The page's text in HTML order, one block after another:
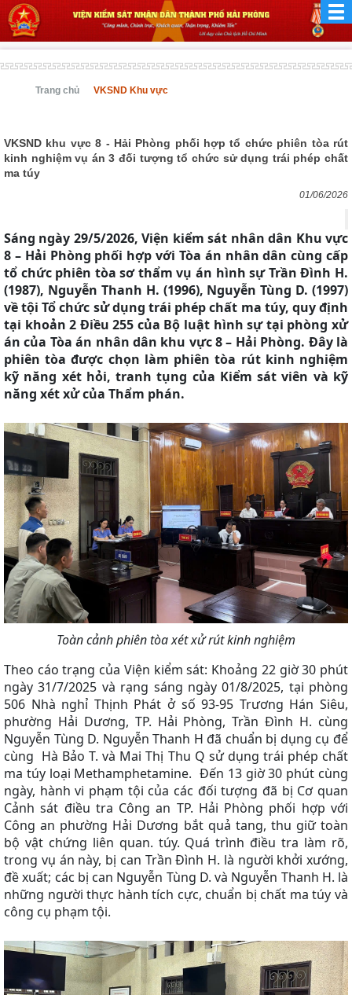
Trang chủ VKSND Khu vực
VKSND khu vực 8 - Hải Phòng phối hợp tổ chức phiên tòa rút
kinh nghiệm vụ án 3 đối tượng tổ chức sử dụng trái phép chất
ma túy
01/06/2026
Sáng ngày 29/5/2026, Viện kiểm sát nhân dân Khu vực
8 – Hải Phòng phối hợp với Tòa án nhân dân cùng cấp
tổ chức phiên tòa sơ thẩm vụ án hình sự Trần Đình H.
(1987), Nguyễn Thanh H. (1996), Nguyễn Tùng D. (1997)
về tội Tổ chức sử dụng trái phép chất ma túy, quy định
tại khoản 2 Điều 255 của Bộ luật hình sự tại phòng xử
án của Tòa án nhân dân khu vực 8 – Hải Phòng. Đây là
phiên tòa được chọn làm phiên tòa rút kinh nghiệm
kỹ năng xét hỏi, tranh tụng của Kiểm sát viên và kỹ
năng xét xử của Thẩm phán.
Toàn cảnh phiên tòa xét xử rút kinh nghiệm
Theo cáo trạng của Viện kiểm sát: Khoảng 22 giờ 30 phút
ngày 31/7/2025 và rạng sáng ngày 01/8/2025, tại phòng
506 Nhà nghỉ Thịnh Phát ở số 93-95 Trương Hán Siêu,
phường Hải Dương, TP. Hải Phòng, Trần Đình H. cùng
Nguyễn Tùng D. Nguyễn Thanh H đã chuẩn bị dụng cụ để
cùng Hà Bảo T. và Mai Thị Thu Q sử dụng trái phép chất
ma túy loại Methamphetamine. Đến 13 giờ 30 phút cùng
ngày, hành vi phạm tội của các đối tượng đã bị Cơ quan
Cảnh sát điều tra Công an TP. Hải Phòng phối hợp với
Công an phường Hải Dương bắt quả tang, thu giữ toàn
bộ vật chứng liên quan. túy. Quá trình điều tra làm rõ,
trong vụ án này, bị can Trần Đình H. là người khởi xướng,
đề xuất; các bị can Nguyễn Tùng D. và Nguyễn Thanh H. là
những người thực hành tích cực, chuẩn bị chất ma túy và
công cụ phạm tội.